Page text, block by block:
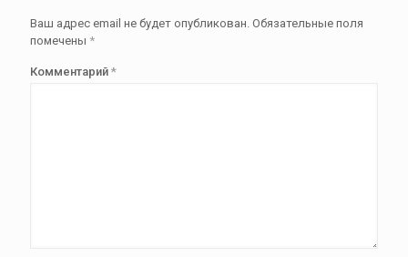
Ваш адрес email не будет опубликован. Обязательные поля
помечены *
Комментарий *